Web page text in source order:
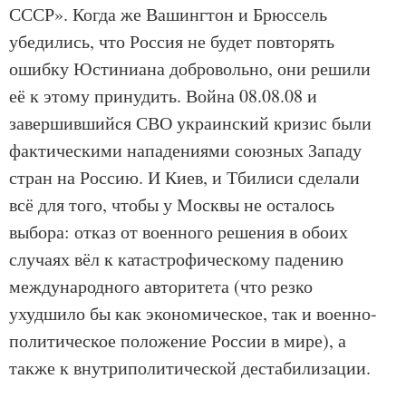
СССР». Когда же Вашингтон и Брюссель
убедились, что Россия не будет повторять
ошибку Юстиниана добровольно, они решили
её к этому принудить. Война 08.08.08 и
завершившийся СВО украинский кризис были
фактическими нападениями союзных Западу
стран на Россию. И Киев, и Тбилиси сделали
всё для того, чтобы у Москвы не осталось
выбора: отказ от военного решения в обоих
случаях вёл к катастрофическому падению
международного авторитета (что резко
ухудшило бы как экономическое, так и военно-
политическое положение России в мире), а
также к внутриполитической дестабилизации.